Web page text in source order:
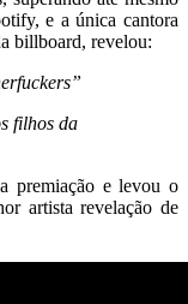
e a única cantora
billboard, revelou:
filhos da
premiação e levou o
artista revelação de